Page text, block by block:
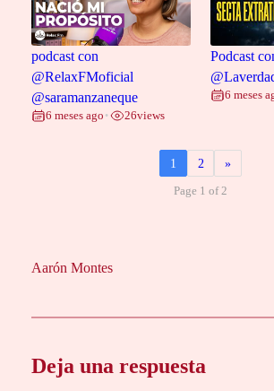
podcast con
@RelaxFMoficial
@saramanzaneque
6 meses ago • 26views
Podcast
6 meses
1 2 »
Page 1 of 2
Aarón Montes
Deja una respuesta